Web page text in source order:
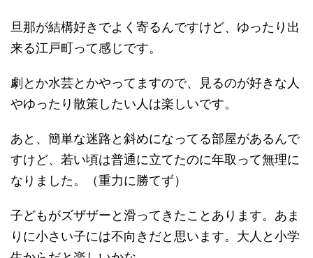
旦那が結構好きでよく寄るんですけど、ゆったり出
来る江戸町って感じです。
劇とか水芸とかやってますので、見るのが好きな人
やゆったり散策したい人は楽しいです。
あと、簡単な迷路と斜めになってる部屋があるんで
すけど、若い頃は普通に立てたのに年取って無理に
なりました。（重力に勝てず）
子どもがズザザーと滑ってきたことあります。あま
りに小さい子には不向きだと思います。大人と小学